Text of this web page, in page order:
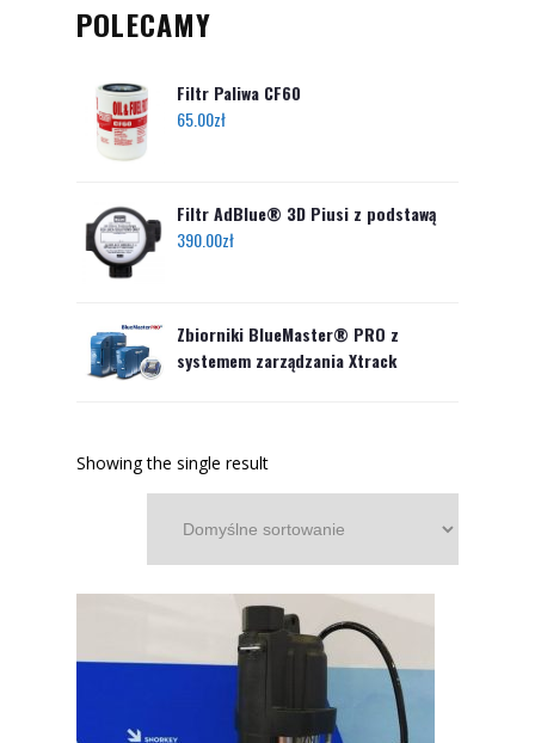
POLECAMY
Filtr Paliwa CF60
65.00zł
Filtr AdBlue® 3D Piusi z podstawą
390.00zł
Zbiorniki BlueMaster® PRO z
systemem zarządzania Xtrack
Showing the single result